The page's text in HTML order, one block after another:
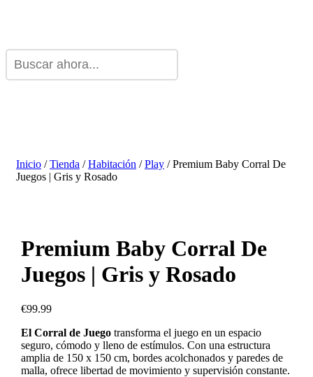
Inicio /Tienda /Habitación /Play / Premium Baby Corral De
Juegos | Gris y Rosado
Premium Baby Corral De
Juegos | Gris y Rosado
€99.99
El Corral de Juegotransforma el juego en un espacio
seguro, cómodo y lleno de estímulos. Con una estructura
amplia de 150 x 150 cm, bordes acolchonados y paredes de
malla, ofrece libertad de movimiento y supervisión constante.